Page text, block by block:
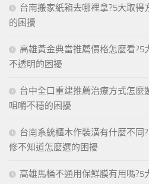
台南搬家紙箱去哪裡拿?5大取得
的困擾
高雄黃金典當推薦價格怎麼看
不透明的困擾
台中全口重建推薦治療方式怎麼
咀嚼不穩的困擾
台南系統櫃木作裝潢有什麼不同
修不知道怎麼選的困擾
高雄馬桶不通用保鮮膜有用嗎?5